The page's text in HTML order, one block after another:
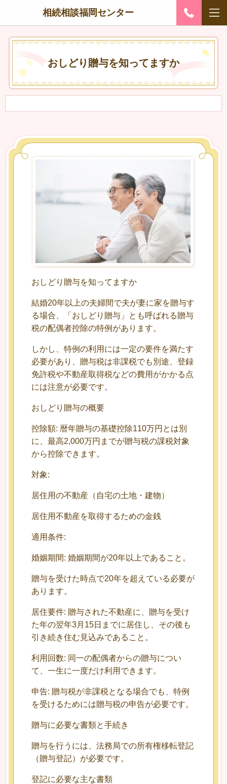
相続相談福岡センター
おしどり贈与を知ってますか
おしどり贈与を知ってますか
結婚20年以上の夫婦間で夫が妻に家を贈与す
る場合、「おしどり贈与」とも呼ばれる贈与
税の配偶者控除の特例があります。
しかし、特例の利用には一定の要件を満たす
必要があり、贈与税は非課税でも別途、登録
免許税や不動産取得税などの費用がかかる点
には注意が必要です。
おしどり贈与の概要
控除額: 暦年贈与の基礎控除110万円とは別
に、最高2,000万円までが贈与税の課税対象
から控除できます。
対象:
居住用の不動産（自宅の土地・建物）
居住用不動産を取得するための金銭
適用条件:
婚姻期間: 婚姻期間が20年以上であること。
贈与を受けた時点で20年を超えている必要が
あります。
居住要件: 贈与された不動産に、贈与を受け
た年の翌年3月15日までに居住し、その後も
引き続き住む見込みであること。
利用回数: 同一の配偶者からの贈与につい
て、一生に一度だけ利用できます。
申告: 贈与税が非課税となる場合でも、特例
を受けるためには贈与税の申告が必要です。
贈与に必要な書類と手続き
贈与を行うには、法務局での所有権移転登記
（贈与登記）が必要です。
登記に必要な主な書類